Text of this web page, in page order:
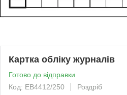
Картка обліку журналів
Готово до відправки
Код: ЕВ4412/250
Роздріб